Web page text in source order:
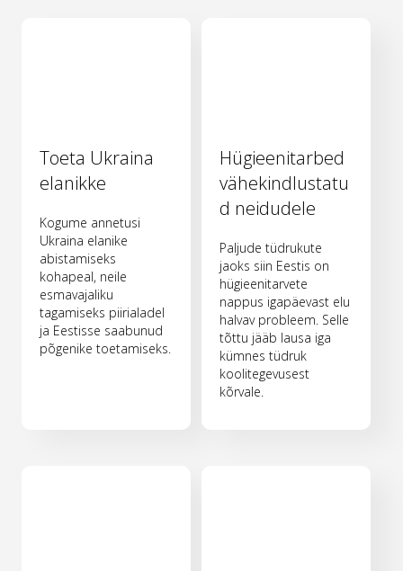
Toeta Ukraina
elanikke
Kogume annetusi
Ukraina elanike
abistamiseks
kohapeal, neile
esmavajaliku
tagamiseks piirialadel
ja Eestisse saabunud
põgenike toetamiseks.
Hügieenitarbed
vähekindlustatu
d neidudele
Paljude tüdrukute
jaoks siin Eestis on
hügieenitarvete
nappus igapäevast elu
halvav probleem. Selle
tõttu jääb lausa iga
kümnes tüdruk
koolitegevusest
kõrvale.